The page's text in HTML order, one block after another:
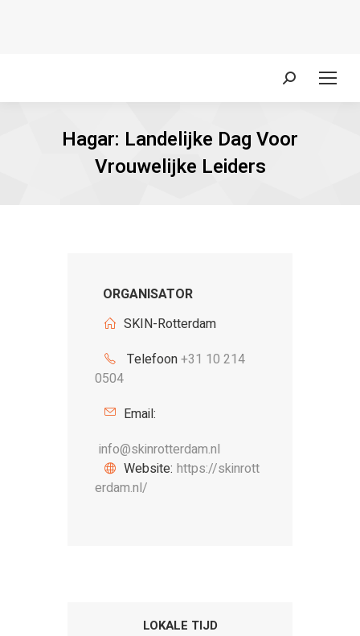
Zoeken:
Hagar: Landelijke Dag Voor
Vrouwelijke Leiders
ORGANISATOR
SKIN-Rotterdam
Telefoon+31 10 214
0504
Email:
info@skinrotterdam.nl
Website: https://skinrott
erdam.nl/
LOKALE TIJD